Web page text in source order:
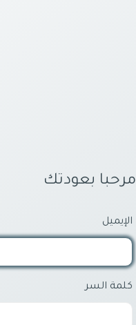
مرحبا بعودتك
الإيميل
كلمة السر